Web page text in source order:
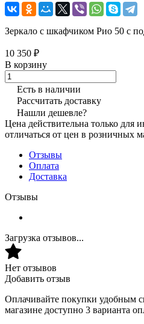
Зеркало с шкафчиком Рио 50 с
10 350 ₽
В корзину
Есть в наличии
Рассчитать доставку
Нашли дешевле?
Цена действительна только для
отличаться от цен в розничных
Отзывы
Оплата
Доставка
Отзывы
Загрузка отзывов...
Нет отзывов
Добавить отзыв
Оплачивайте покупки удобным
магазине доступно 3 варианта